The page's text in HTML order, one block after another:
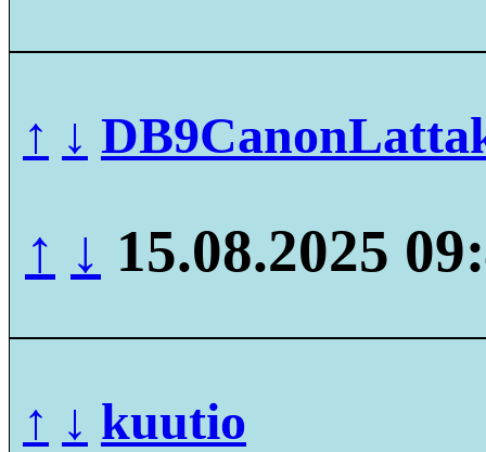
↑ ↓
↑ ↓ 15.08.2025
↑ ↓ kuutio